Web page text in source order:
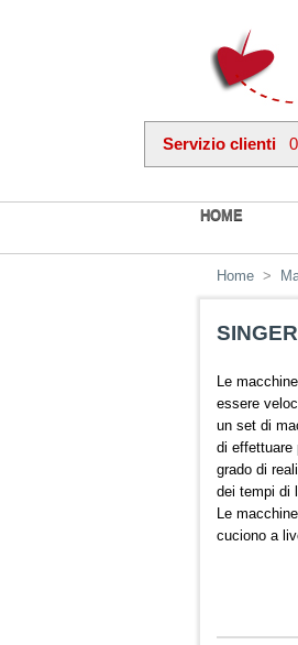
HOME
Servizio clienti
Home >
SINGER
Le
essere
un set di
di effettuare
grado di
dei tempi di
Le
cuciono a